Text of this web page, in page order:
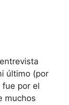
último (por
por el
muchos